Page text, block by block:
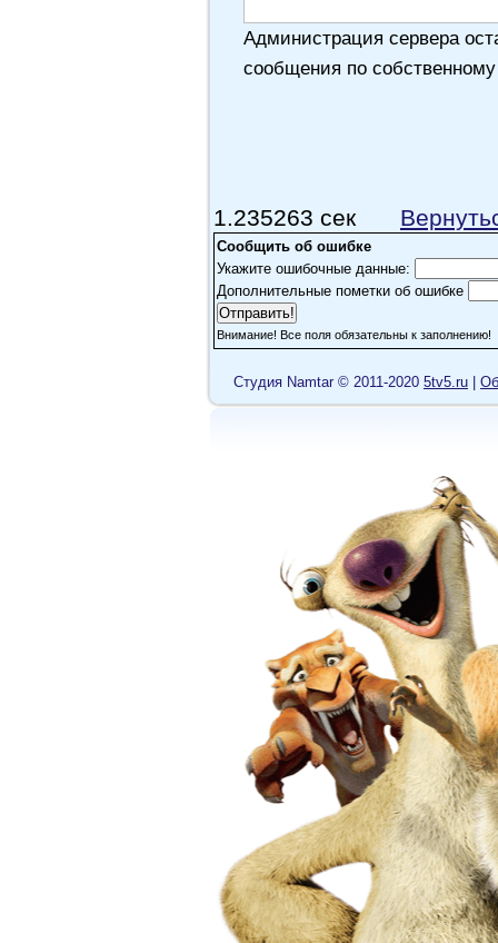
Администрация сервера
сообщения по
1.235263 сек
Сообщить об ошибке
Укажите ошибочные данные:
Дополнительные пометки об ошибке
Внимание! Все поля обязательны к заполнению!
Cтудия Namtar © 2011-2020 5tv5.ru